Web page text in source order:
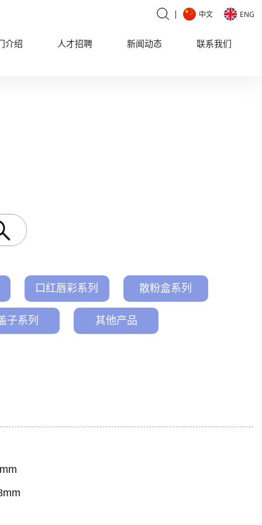
介绍 人才招聘 新闻动态 联系我们
中文 ENG
口红唇彩系列 散粉盒系列
子系列 其他产品